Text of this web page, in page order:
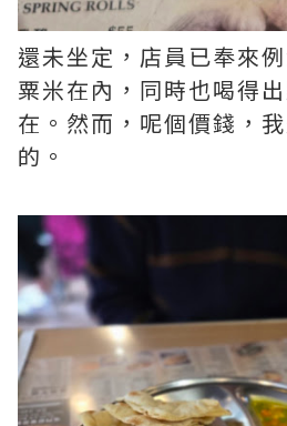
還未坐定，店員已奉來
粟米在內，同時也喝得
在。然而，呢個價錢，
的。